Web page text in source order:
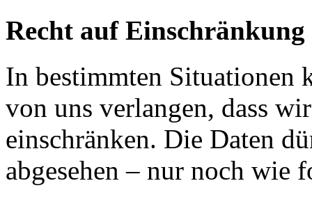
Recht auf
In bestimmten Situationen
von uns verlangen, dass
einschränken. Die Daten
abgesehen – nur noch wie